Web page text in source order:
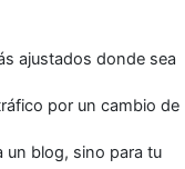
ajustados donde sea
por un cambio de
un blog, sino para tu